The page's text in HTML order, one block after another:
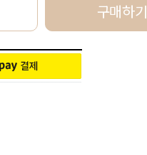
구매하기